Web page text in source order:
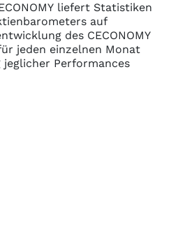
liefert Statistiken
auf
des CECONOMY
jeden einzelnen Monat
Performances